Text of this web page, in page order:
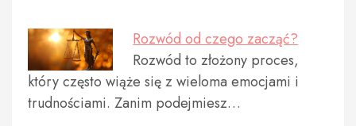
Rozwód od czego zacząć?
Rozwód to złożony proces,
który często wiąże się z wieloma emocjami i
trudnościami. Zanim podejmiesz…